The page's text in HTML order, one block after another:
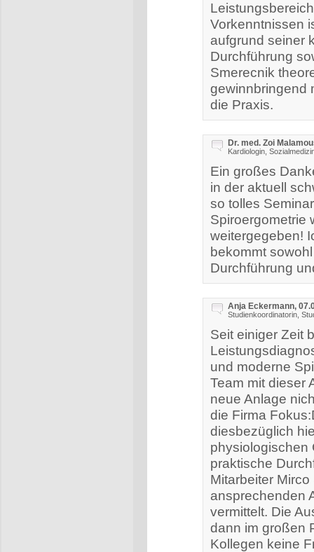
Vorkenntnissen
aufgrund seiner
Durchführung
Smerecnik
gewinnbringend
die Praxis.
Dr. med. Zoi
Kardiologin,
Ein großes
in der aktuell
so tolles
Spiroergometrie
weitergegeben!
bekommt
Durchführung
Anja Eckermann,
Studienkoordinatorin,
Seit einiger Zeit
und moderne
Team mit dieser
neue Anlage
die Firma
diesbezüglich
physiologischen
praktische
Mitarbeiter
ansprechenden
vermittelt. Die
dann im großen
Kollegen keine